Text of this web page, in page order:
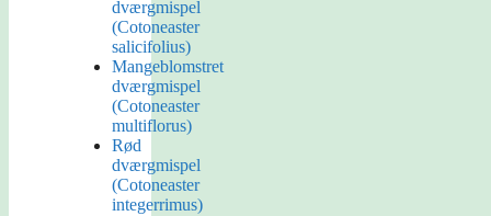
dværgmispel
(Cotoneaster
salicifolius)
Mangeblomstret
dværgmispel
(Cotoneaster
multiflorus)
Rød
dværgmispel
(Cotoneaster
integerrimus)